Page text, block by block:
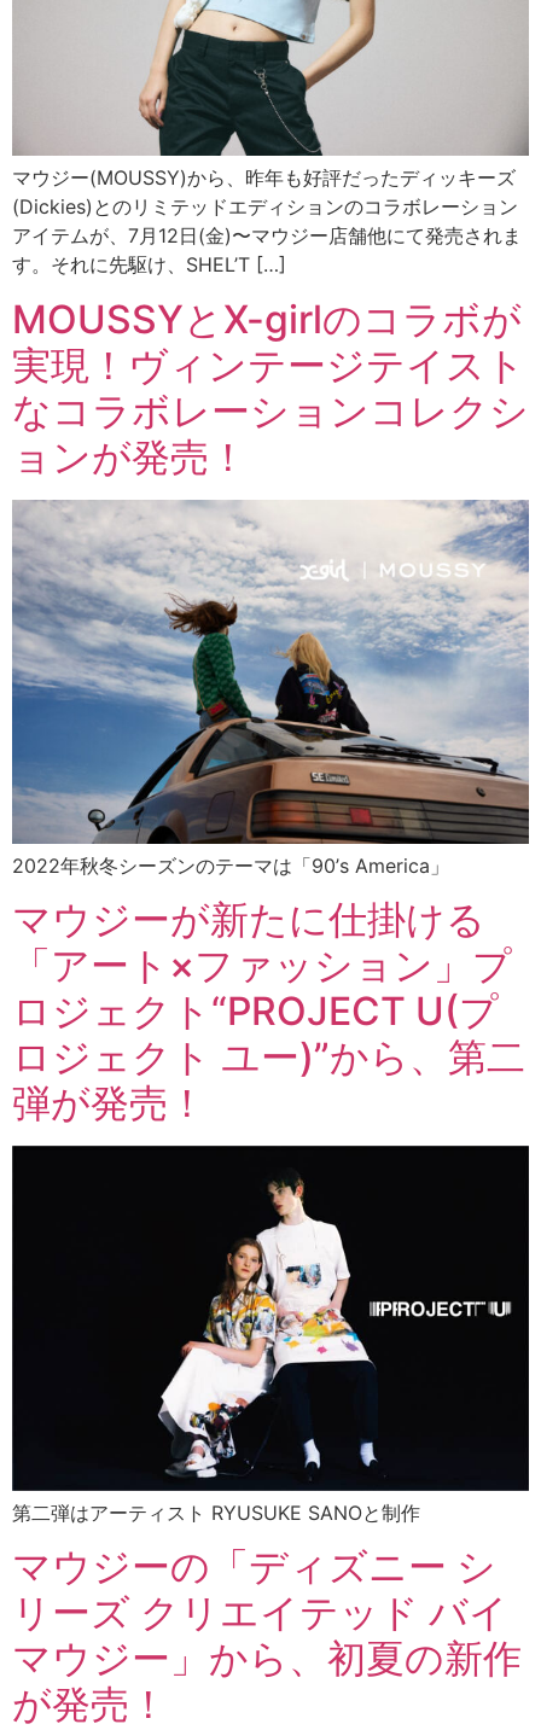
マウジー(MOUSSY)から、昨年も好評だったディッキーズ
(Dickies)とのリミテッドエディションのコラボレーション
アイテムが、7月12日(金)〜マウジー店舗他にて発売されま
す。それに先駆け、SHEL’T […]
MOUSSYとX-girlのコラボが
実現！ヴィンテージテイスト
なコラボレーションコレクシ
ョンが発売！
2022年秋冬シーズンのテーマは「90’s America」
マウジーが新たに仕掛ける
「アート×ファッション」プ
ロジェクト“PROJECT U(プ
ロジェクト ユー)”から、第二
弾が発売！
第二弾はアーティスト RYUSUKE SANOと制作
マウジーの「ディズニー シ
リーズ クリエイテッド バイ
マウジー」から、初夏の新作
が発売！